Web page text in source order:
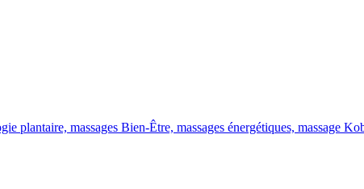
plantaire, massages Bien-Être, massages énergétiques, massage